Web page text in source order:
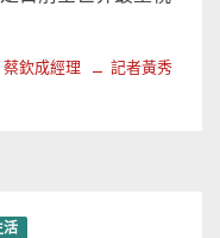
蔡欽成經理
記者黃秀
活